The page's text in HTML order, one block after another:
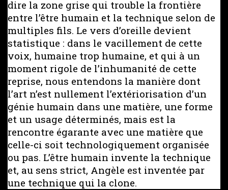
dire la zone grise qui trouble la frontière
entre l’être humain et la technique selon de
multiples fils. Le vers d’oreille devient
statistique : dans le vacillement de cette
voix, humaine trop humaine, et qui à un
moment rigole de l’inhumanité de cette
reprise, nous entendons la manière dont
l’art n’est nullement l’extériorisation d’un
génie humain dans une matière, une forme
et un usage déterminés, mais est la
rencontre égarante avec une matière que
celle-ci soit technologiquement organisée
ou pas. L’être humain invente la technique
et, au sens strict, Angèle est inventée par
une technique qui la clone.